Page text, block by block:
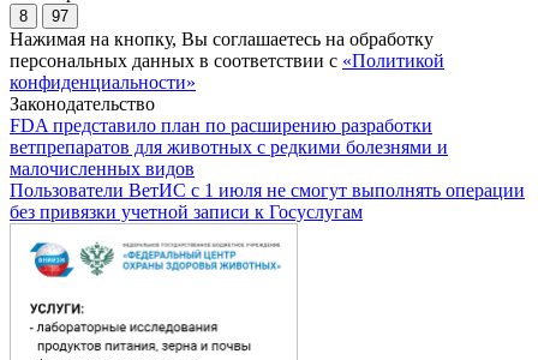
8 97
Нажимая на кнопку, Вы соглашаетесь на обработку
персональных данных в соответствии с «Политикой
конфиденциальности»
Законодательство
FDA представило план по расширению разработки
ветпрепаратов для животных с редкими болезнями и
малочисленных видов
Пользователи ВетИС с 1 июля не смогут выполнять операции
без привязки учетной записи к Госуслугам